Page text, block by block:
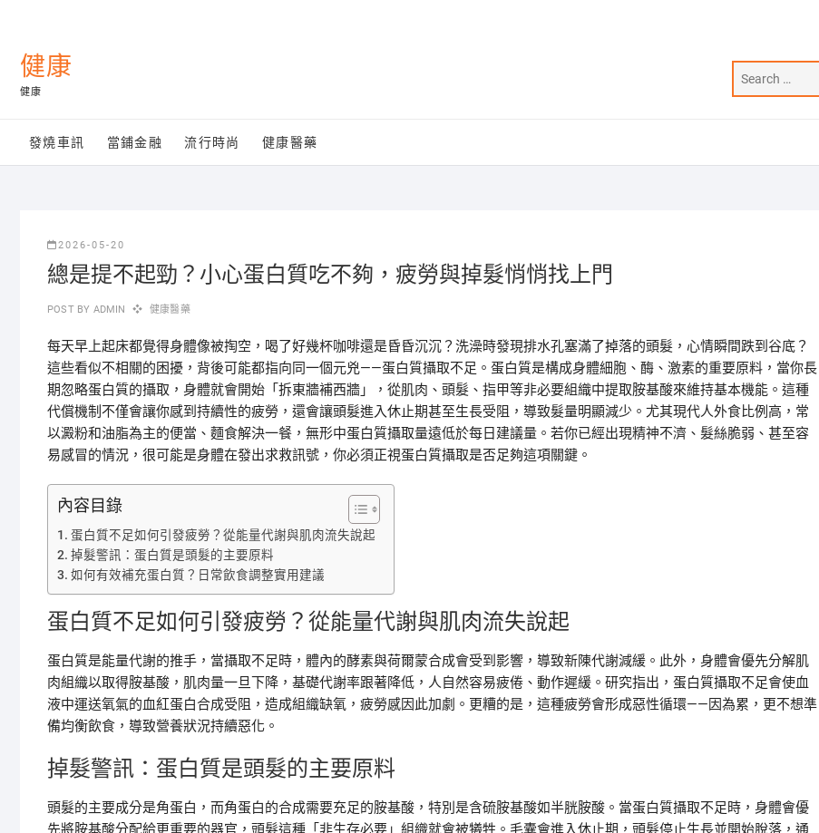
content健康
健康
發燒車訊 當鋪金融 流行時尚 健康醫藥
2026-05-20
總是提不起勁？小心蛋白質吃不夠，疲勞與掉髮悄悄找上門
POST BY ADMIN 健康醫藥
每天早上起床都覺得身體像被掏空，喝了好幾杯咖啡還是昏昏沉沉？洗澡時發現排水孔塞滿了掉落的頭髮，心情瞬間跌到谷底？
這些看似不相關的困擾，背後可能都指向同一個元兇——蛋白質攝取不足。蛋白質是構成身體細胞、酶、激素的重要原料，當你長
期忽略蛋白質的攝取，身體就會開始「拆東牆補西牆」，從肌肉、頭髮、指甲等非必要組織中提取胺基酸來維持基本機能。這種
代償機制不僅會讓你感到持續性的疲勞，還會讓頭髮進入休止期甚至生長受阻，導致髮量明顯減少。尤其現代人外食比例高，常
以澱粉和油脂為主的便當、麵食解決一餐，無形中蛋白質攝取量遠低於每日建議量。若你已經出現精神不濟、髮絲脆弱、甚至容
易感冒的情況，很可能是身體在發出求救訊號，你必須正視蛋白質攝取是否足夠這項關鍵。
內容目錄
蛋白質不足如何引發疲勞？從能量代謝與肌肉流失說起
掉髮警訊：蛋白質是頭髮的主要原料
如何有效補充蛋白質？日常飲食調整實用建議
蛋白質不足如何引發疲勞？從能量代謝與肌肉流失說起
蛋白質是能量代謝的推手，當攝取不足時，體內的酵素與荷爾蒙合成會受到影響，導致新陳代謝減緩。此外，身體會優先分解肌
肉組織以取得胺基酸，肌肉量一旦下降，基礎代謝率跟著降低，人自然容易疲倦、動作遲緩。研究指出，蛋白質攝取不足會使血
液中運送氧氣的血紅蛋白合成受阻，造成組織缺氧，疲勞感因此加劇。更糟的是，這種疲勞會形成惡性循環——因為累，更不想準
備均衡飲食，導致營養狀況持續惡化。
掉髮警訊：蛋白質是頭髮的主要原料
頭髮的主要成分是角蛋白，而角蛋白的合成需要充足的胺基酸，特別是含硫胺基酸如半胱胺酸。當蛋白質攝取不足時，身體會優
先將胺基酸分配給更重要的器官，頭髮這種「非生存必要」組織就會被犧牲。毛囊會進入休止期，頭髮停止生長並開始脫落，通